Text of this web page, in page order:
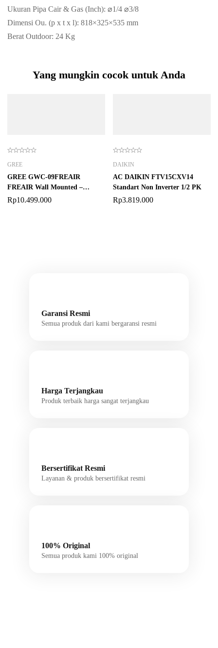
Ukuran Pipa Cair & Gas (Inch): ⌀1/4 ⌀3/8
Dimensi Ou. (p x t x l): 818×325×535 mm
Berat Outdoor: 24 Kg
Yang mungkin cocok untuk Anda
GREE
GREE GWC-09FREAIR
FREAIR Wall Mounted –
Inverter Series
Rp10.499.000
DAIKIN
AC DAIKIN FTV15CXV14
Standart Non Inverter 1/2 PK
Rp3.819.000
Garansi Resmi
Semua produk dari kami bergaransi resmi
Harga Terjangkau
Produk terbaik harga sangat terjangkau
Bersertifikat Resmi
Layanan & produk bersertifikat resmi
100% Original
Semua produk kami 100% original